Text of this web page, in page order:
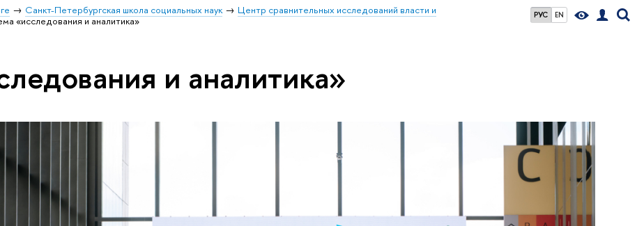
РУС EN
Санкт-Петербургская школа социальных наук
Центр сравнительных исследований власти и
«исследования и аналитика»
и аналитика»